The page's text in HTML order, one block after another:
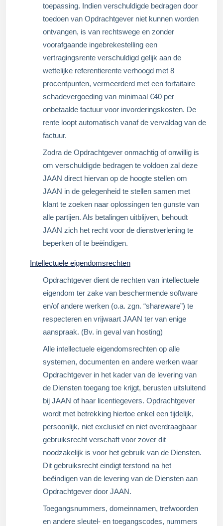
toepassing. Indien verschuldigde bedragen door
toedoen van Opdrachtgever niet kunnen worden
ontvangen, is van rechtswege en zonder
voorafgaande ingebrekestelling een
vertragingsrente verschuldigd gelijk aan de
wettelijke referentierente verhoogd met 8
procentpunten, vermeerderd met een forfaitaire
schadevergoeding van minimaal €40 per
onbetaalde factuur voor invorderingskosten. De
rente loopt automatisch vanaf de vervaldag van de
factuur.
Zodra de Opdrachtgever onmachtig of onwillig is
om verschuldigde bedragen te voldoen zal deze
JAAN direct hiervan op de hoogte stellen om
JAAN in de gelegenheid te stellen samen met
klant te zoeken naar oplossingen ten gunste van
alle partijen. Als betalingen uitblijven, behoudt
JAAN zich het recht voor de dienstverlening te
beperken of te beëindigen.
Intellectuele eigendomsrechten
Opdrachtgever dient de rechten van intellectuele
eigendom ter zake van beschermende software
en/of andere werken (o.a. zgn. “shareware”) te
respecteren en vrijwaart JAAN ter van enige
aanspraak. (Bv. in geval van hosting)
Alle intellectuele eigendomsrechten op alle
systemen, documenten en andere werken waar
Opdrachtgever in het kader van de levering van
de Diensten toegang toe krijgt, berusten uitsluitend
bij JAAN of haar licentiegevers. Opdrachtgever
wordt met betrekking hiertoe enkel een tijdelijk,
persoonlijk, niet exclusief en niet overdraagbaar
gebruiksrecht verschaft voor zover dit
noodzakelijk is voor het gebruik van de Diensten.
Dit gebruiksrecht eindigt terstond na het
beëindigen van de levering van de Diensten aan
Opdrachtgever door JAAN.
Toegangsnummers, domeinnamen, trefwoorden
en andere sleutel- en toegangscodes, nummers